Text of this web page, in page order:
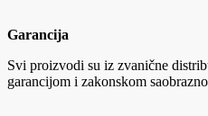
Garancija
Svi proizvodi su iz zvanične
garancijom i zakonskom